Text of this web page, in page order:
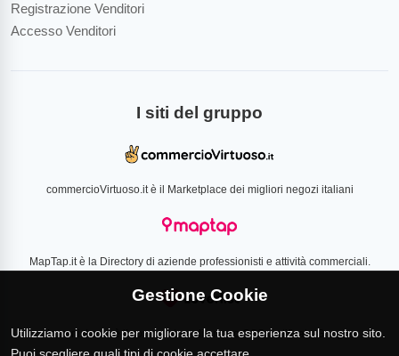
Registrazione Venditori
Accesso Venditori
I siti del gruppo
commercioVirtuoso.it è il Marketplace dei migliori negozi italiani
MapTap.it è la Directory di aziende professionisti e attività commerciali.
Loverlist.com è il comparatore di prezzo CSS certificato Google
Gestione Cookie
Utilizziamo i cookie per migliorare la tua esperienza sul nostro sito.